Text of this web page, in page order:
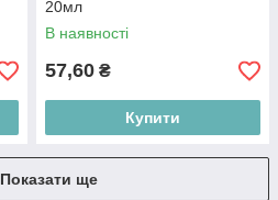
20мл
В наявності
57,60 ₴
Купити
Показати ще